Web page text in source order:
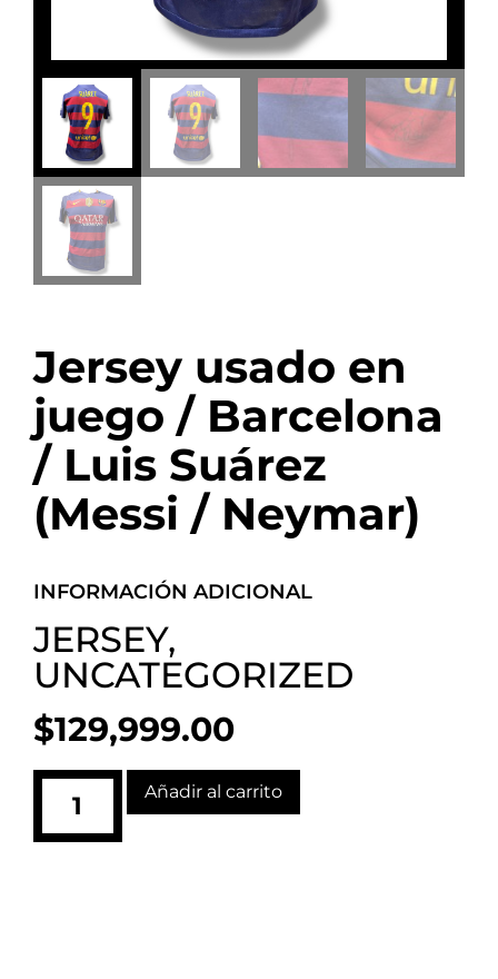
Jersey usado en
juego / Barcelona
/ Luis Suárez
(Messi / Neymar)
INFORMACIÓN ADICIONAL
JERSEY,
UNCATEGORIZED
$129,999.00
Añadir al carrito